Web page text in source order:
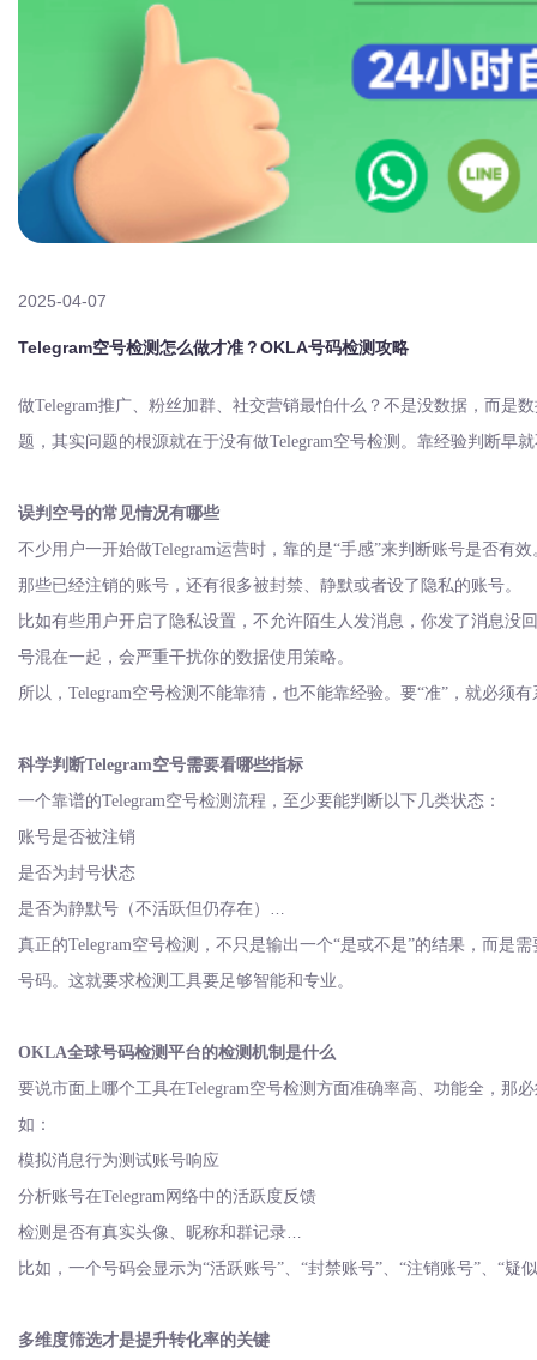
2025-04-07
Telegram空号检测怎么做才准？OKLA号码检测攻略
做Telegram推广、粉丝加群、社交营销最怕什么？不是没数据，而是
题，其实问题的根源就在于没有做Telegram空号检测。靠经验判断早
误判空号的常见情况有哪些
不少用户一开始做Telegram运营时，靠的是“手感”来判断账号是否有
那些已经注销的账号，还有很多被封禁、静默或者设了隐私的账号。
比如有些用户开启了隐私设置，不允许陌生人发消息，你发了消息
号混在一起，会严重干扰你的数据使用策略。
所以， Telegram空号检测不能靠猜，也不能靠经验。要“准”，就必须
科学判断Telegram空号需要看哪些指标
一个靠谱的Telegram空号检测流程，至少要能判断以下几类状态：
账号是否被注销
是否为封号状态
是否为静默号（不活跃但仍存在）
是否为活跃号（能收发消息，有在线状态）
很多人只看“能不能加”来判断，这就遗漏了大量细节。比如静默号和
真正的Telegram空号检测，不只是输出一个“是或不是”的结果，而是
号码。这就要求检测工具要足够智能和专业。
OKLA全球号码检测平台的检测机制是什么
要说市面上哪个工具在Telegram空号检测方面准确率高、功能全，那
如：
模拟消息行为测试账号响应
分析账号在Telegram网络中的活跃度反馈
检测是否有真实头像、昵称和群记录
判断账号注册地区与数据源是否一致
比如，一个号码会显示为“活跃账号”、“封禁账号”、“注销账号”、“
多维度筛选才是提升转化率的关键